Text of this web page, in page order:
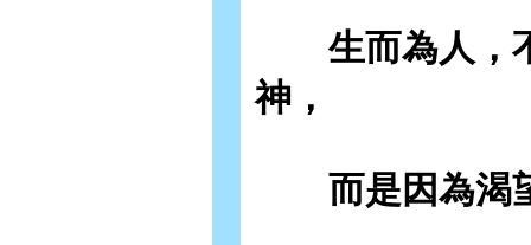
生而為人，不
神，
而是因為渴望